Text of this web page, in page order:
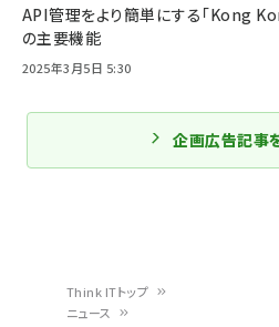
Think ITトップ
ニュース
API管理をより簡単にする「Kong
の主要機能
2025年3月5日 5:30
企画広告記事